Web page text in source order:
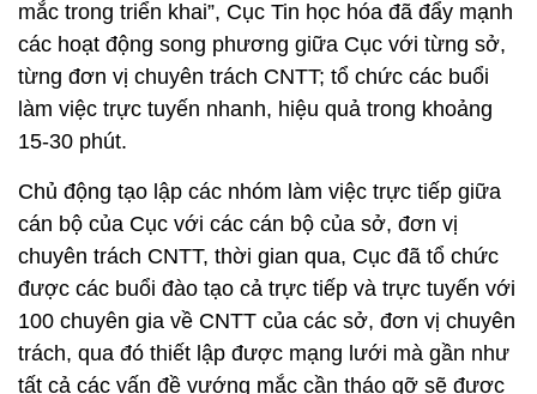
nhất vào dịch vụ công nào...”, Phó Cục trưởng Đỗ
Công Anh nói.
Sẵn sàng đồng hành với địa phương và doanh
nghiệp
Với cách nghĩ “không chỉ làm vai trò ra văn bản
hướng dẫn, đôn đốc, tổng hợp báo cáo mà còn
đồng hành cùng các Sở TT&TT, các đơn vị chuyên
trách về CNTT, qua đó chủ động tháo gỡ vướng
mắc trong triển khai”, Cục Tin học hóa đã đẩy mạnh
các hoạt động song phương giữa Cục với từng sở,
từng đơn vị chuyên trách CNTT; tổ chức các buổi